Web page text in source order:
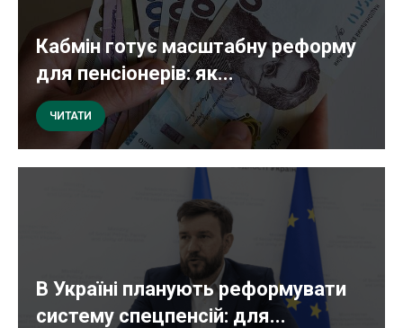
Кабмін готує масштабну реформу
для пенсіонерів: як...
ЧИТАТИ
В Україні планують реформувати
систему спецпенсій: для...